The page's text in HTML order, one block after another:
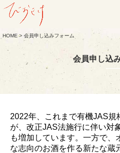
HOME> 会員申し込みフォーム
会員申し込
2022年、これまで有機JAS規
が、改正JAS法施行に伴い対
も増加しています。一方で、
な志向のお酒を作る新たな蔵